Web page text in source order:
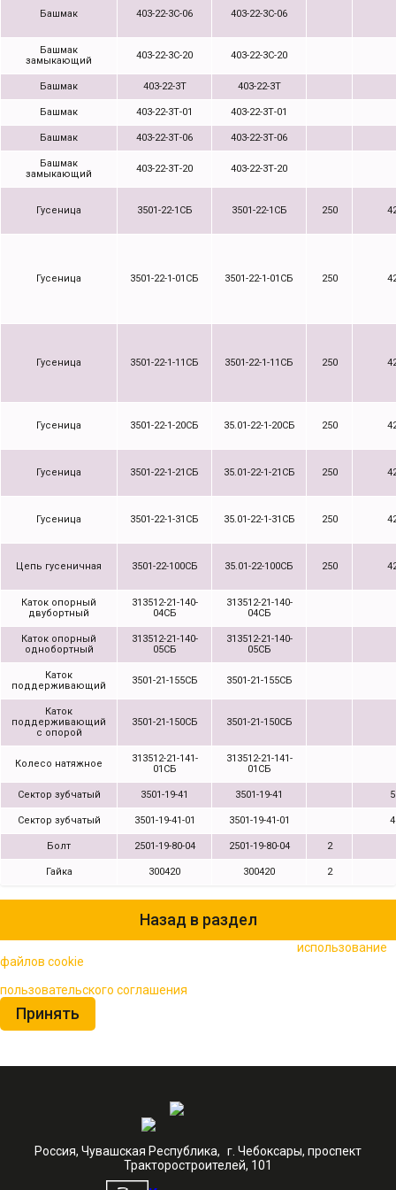
Башмак 403-22-3С-06 403-22-3С-06
Башмак
замыкающий
403-22-3С-20 403-22-3С-20
Башмак 403-22-3Т 403-22-3Т
Башмак 403-22-3Т-01 403-22-3Т-01
Башмак 403-22-3Т-06 403-22-3Т-06
Башмак
замыкающий
403-22-3Т-20 403-22-3Т-20
Гусеница 3501-22-1СБ 3501-22-1СБ 250
Гусеница 3501-22-1-01СБ 3501-22-1-01СБ 250
Гусеница 3501-22-1-11СБ 3501-22-1-11СБ 250
Гусеница 3501-22-1-20СБ 35.01-22-1-20СБ 250
Гусеница 3501-22-1-21СБ 35.01-22-1-21СБ 250
Гусеница 3501-22-1-31СБ 35.01-22-1-31СБ 250
Цепь гусеничная 3501-22-100СБ 35.01-22-100СБ 250
Каток опорный
двубортный
313512-21-140-
04СБ
313512-21-140-
04СБ
Каток опорный
однобортный
313512-21-140-
05СБ
313512-21-140-
05СБ
Каток
поддерживающий
3501-21-155СБ 3501-21-155СБ
Каток
поддерживающий
с опорой
3501-21-150СБ 3501-21-150СБ
Колесо натяжное
313512-21-141-
01СБ
313512-21-141-
01СБ
Сектор зубчатый 3501-19-41 3501-19-41 5
Сектор зубчатый 3501-19-41-01 3501-19-41-01 4
Болт 2501-19-80-04 2501-19-80-04 2
Гайка 300420 300420 2
Назад в раздел
использование
файлов cookie
пользовательского соглашения
Принять
Россия, Чувашская Республика, г. Чебоксары, проспект
Тракторостроителей, 101